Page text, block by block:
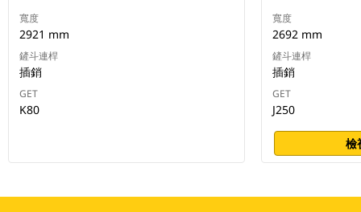
寬度
2921 mm
鏟斗連桿
插銷
GET
K80
寬度
2692 mm
鏟斗連桿
插銷
GET
J250
檢